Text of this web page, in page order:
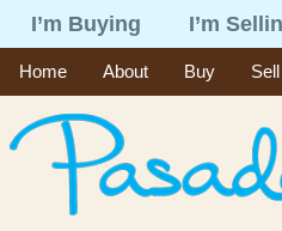
I’m Buying I’m
Home About Buy Sell